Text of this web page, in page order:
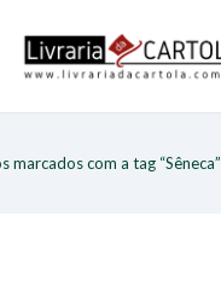
marcados com a tag “Sêneca”